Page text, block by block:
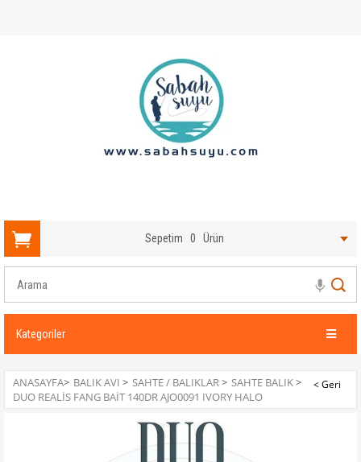
Sepetim 0 Ürün
Kategoriler
ANASAYFA> BALIK AVI > SAHTE / BALIKLAR> SAHTE BALIK>
DUO REALIS FANG BAIT 140DR AJO0091 IVORY HALO